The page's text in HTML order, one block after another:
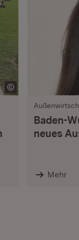
Baden-
neues
Mehr